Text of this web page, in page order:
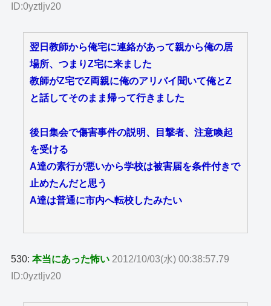
ID:0yztljv20
翌日教師から俺宅に連絡があって親から俺の居
場所、つまりZ宅に来ました
教師がZ宅でZ両親に俺のアリバイ聞いて俺とZ
と話してそのまま帰って行きました
後日集会で傷害事件の説明、目撃者、注意喚起
を受ける
A達の素行が悪いから学校は被害届を条件付きで
止めたんだと思う
A達は普通に市内へ転校したみたい
530:本当にあった怖い 2012/10/03(水) 00:38:57.79
ID:0yztljv20